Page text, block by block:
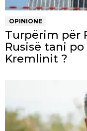
OPINIONE
Turpërim për
Rusisë tani
Kremlinit ?